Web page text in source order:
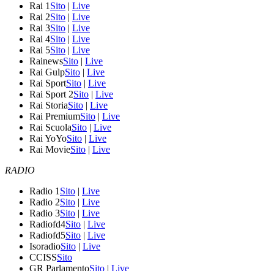
Rai 1 Sito | Live
Rai 2Sito | Live
Rai 3Sito | Live
Rai 4Sito | Live
Rai 5Sito | Live
RainewsSito | Live
Rai GulpSito | Live
Rai SportSito | Live
Rai Sport 2Sito | Live
Rai StoriaSito | Live
Rai PremiumSito | Live
Rai ScuolaSito | Live
Rai YoYoSito | Live
Rai MovieSito | Live
RADIO
Radio 1 Sito | Live
Radio 2Sito | Live
Radio 3Sito | Live
Radiofd4Sito | Live
Radiofd5Sito | Live
IsoradioSito | Live
CCISSSito
GR ParlamentoSito | Live